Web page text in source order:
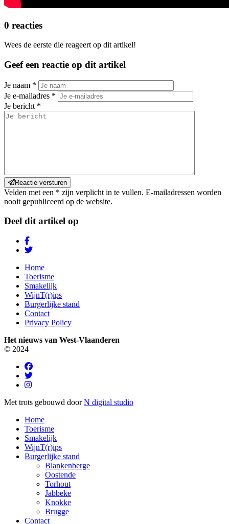
0 reacties
Wees de eerste die reageert op dit artikel!
Geef een reactie op dit artikel
Je naam *
Je e-mailadres *
Je bericht *
Reactie versturen
Velden met een * zijn verplicht in te vullen. E-mailadressen worden
nooit gepubliceerd op de website.
Deel dit artikel op
Home
Toerisme
Smakelijk
WijnT(r)ips
Burgerlijke stand
Contact
Privacy Policy
Het nieuws van West-Vlaanderen
© 2024
Met trots gebouwd doorN digital studio
Home
Toerisme
Smakelijk
WijnT(r)ips
Burgerlijke stand
Blankenberge
Oostende
Torhout
Jabbeke
Knokke
Brugge
Contact